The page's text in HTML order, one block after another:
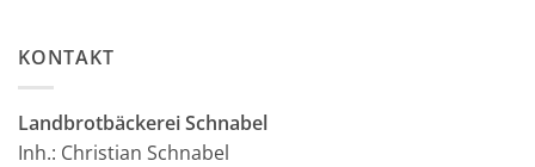
KONTAKT
Landbrotbäckerei Schnabel
Inh.: Christian Schnabel